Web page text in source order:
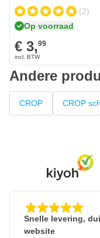
(2)
Op voorraad
€ 3,99
Andere
CROP CROP
Snelle levering,
website